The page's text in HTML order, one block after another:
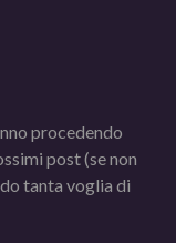
procedendo
post (se non
tanta voglia di